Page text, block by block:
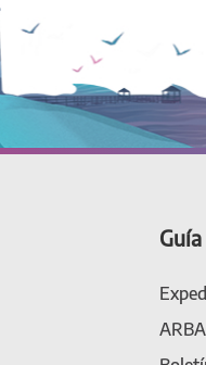
ARBA